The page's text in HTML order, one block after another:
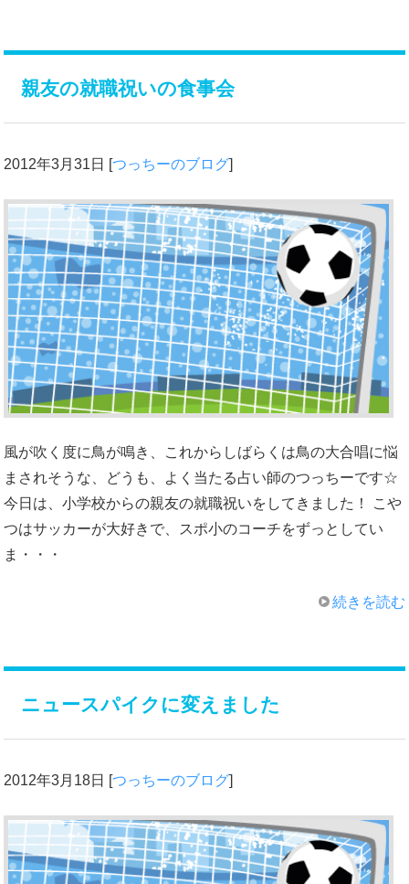
親友の就職祝いの食事会
2012年3月31日 [つっちーのブログ]
風が吹く度に鳥が鳴き、これからしばらくは鳥の大合唱に悩
まされそうな、どうも、よく当たる占い師のつっちーです☆
今日は、小学校からの親友の就職祝いをしてきました！ こや
つはサッカーが大好きで、スポ小のコーチをずっとしてい
ま・・・
続きを読む
ニュースパイクに変えました
2012年3月18日 [つっちーのブログ]